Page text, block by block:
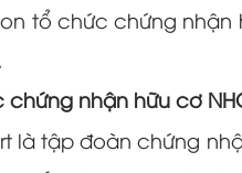
tổ chức chứng nhận
chứng nhận hữu cơ
là tập đoàn chứng